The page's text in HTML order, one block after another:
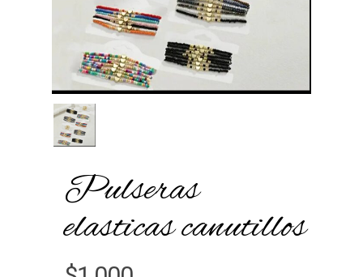
Pulseras
elasticas canutillos